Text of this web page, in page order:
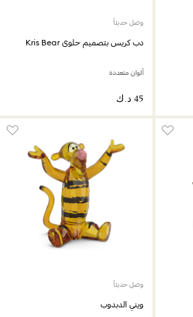
وصل حديثاً
دب كريس بتصميم حلوى Kris Bear
ألوان متعددة
وصل حديثاً
ويني الدبدوب